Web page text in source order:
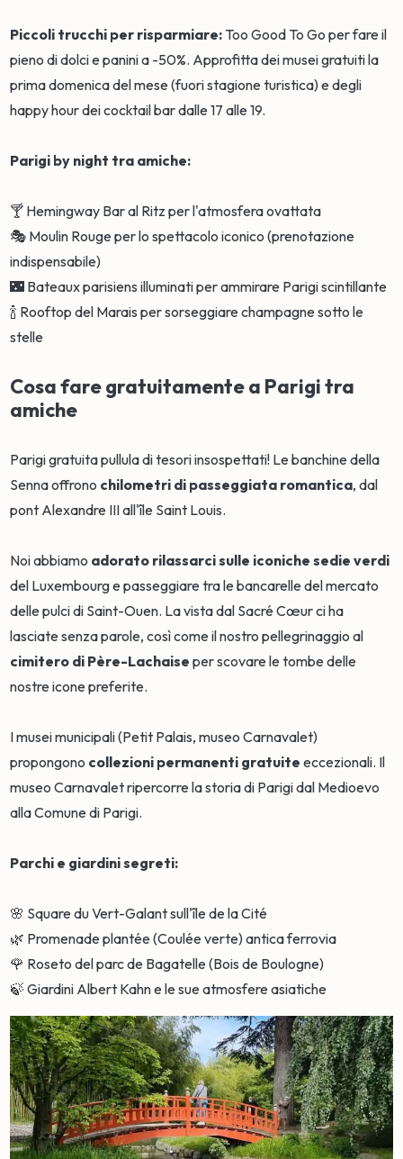
Piccoli trucchi per risparmiare: Too Good To Go per fare il
pieno di dolci e panini a -50%. Approfitta dei musei gratuiti la
prima domenica del mese (fuori stagione turistica) e degli
happy hour dei cocktail bar dalle 17 alle 19.
Parigi by night tra amiche:
🍸 Hemingway Bar al Ritz per l'atmosfera ovattata
🎭 Moulin Rouge per lo spettacolo iconico (prenotazione
indispensabile)
🌃 Bateaux parisiens illuminati per ammirare Parigi scintillante
🍾 Rooftop del Marais per sorseggiare champagne sotto le
stelle
Cosa fare gratuitamente a Parigi tra
amiche
Parigi gratuita pullula di tesori insospettati! Le banchine della
Senna offrono chilometri di passeggiata romantica, dal
pont Alexandre III all'île Saint Louis.
Noi abbiamo adorato rilassarci sulle iconiche sedie verdi
del Luxembourg e passeggiare tra le bancarelle del mercato
delle pulci di Saint-Ouen. La vista dal Sacré Cœur ci ha
lasciate senza parole, così come il nostro pellegrinaggio al
cimitero di Père-Lachaise per scovare le tombe delle
nostre icone preferite.
I musei municipali (Petit Palais, museo Carnavalet)
propongono collezioni permanenti gratuite eccezionali. Il
museo Carnavalet ripercorre la storia di Parigi dal Medioevo
alla Comune di Parigi.
Parchi e giardini segreti:
🌸 Square du Vert-Galant sull'île de la Cité
🌿 Promenade plantée (Coulée verte) antica ferrovia
🌹 Roseto del parc de Bagatelle (Bois de Boulogne)
🍃 Giardini Albert Kahn e le sue atmosfere asiatiche